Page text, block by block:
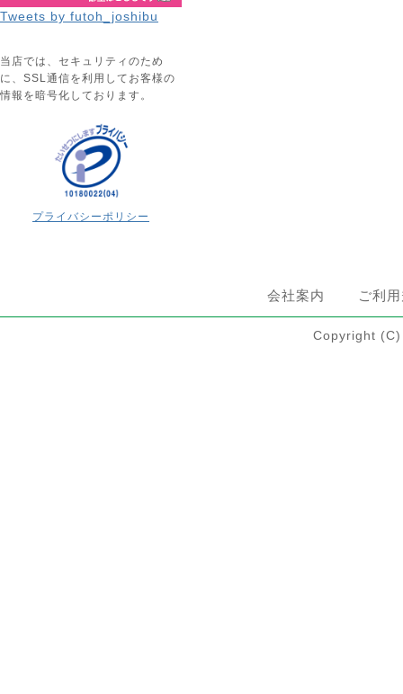
Tweets by futoh_joshibu
当店では、セキュリティのため
に、SSL通信を利用してお客様の
情報を暗号化しております。
プライバシーポリシー
会社案内 ご利
Copyright